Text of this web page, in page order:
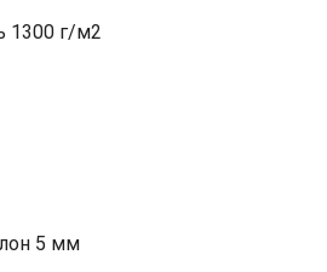
1300 г/м2
5 мм